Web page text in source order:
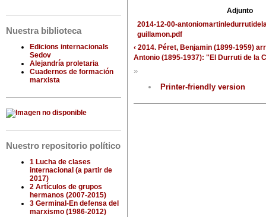
Nuestra biblioteca
Edicions internacionals
Sedov
Alejandría proletaria
Cuadernos de formación
marxista
Nuestro repositorio político
1 Lucha de clases
internacional (a partir de
2017)
2 Artículos de grupos
hermanos (2007-2015)
3 Germinal-En defensa del
marxismo (1986-2012)
Adjunto
2014-12-00-
guillamon.pdf
‹ 2014. Péret, Benjamin (1899-1959)
Antonio (1895-1937): "El Durruti de la
»
Printer-friendly version